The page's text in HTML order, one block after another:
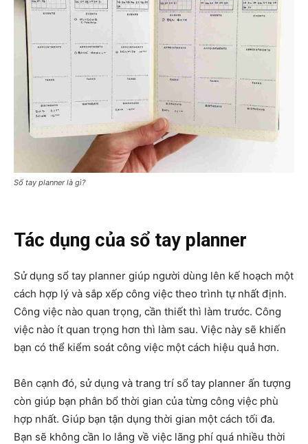
Sổ tay planner là gì?
Tác dụng của sổ tay planner
Sử dụng sổ tay planner giúp người dùng lên kế hoạch một
cách hợp lý và sắp xếp công việc theo trình tự nhất định.
Công việc nào quan trọng, cần thiết thì làm trước. Công
việc nào ít quan trọng hơn thì làm sau. Việc này sẽ khiến
bạn có thể kiểm soát công việc một cách hiệu quả hơn.
Bên cạnh đó, sử dụng và trang trí sổ tay planner ấn tượng
còn giúp bạn phân bổ thời gian của từng công việc phù
hợp nhất. Giúp bạn tận dụng thời gian một cách tối đa.
Bạn sẽ không cần lo lắng về việc lãng phí quá nhiều thời